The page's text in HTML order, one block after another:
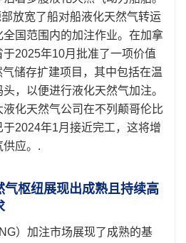
放宽了船对船液化天然气转运
国范围内的加注作业。在加拿
2025年10月批准了一项价值
储存扩建项目，其中包括在温
，以便进行液化天然气加注。
化天然气公司在不列颠哥伦比
2024年1月接近完工，这将增
供应。.
气枢纽展现出成熟且持续高
）加注市场展现了成熟的基